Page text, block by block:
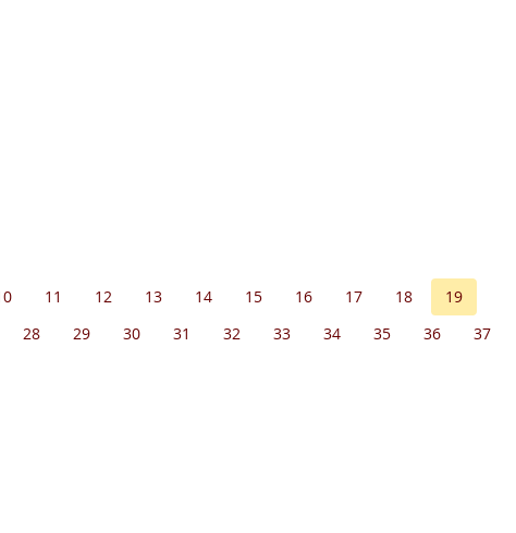
11 12 13 14 15 16 17 18
19
28 29 30 31 32 33 34 35 36
37